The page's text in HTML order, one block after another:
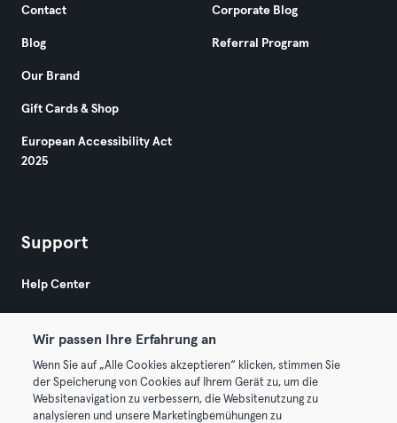
Contact
Blog
Our Brand
Gift Cards & Shop
European Accessibility Act
2025
Corporate Blog
Referral Program
Support
Help Center
© 2026 Urban Sports Group GmbH. All rights reserved.
Wir passen Ihre Erfahrung an
Wenn Sie auf „Alle Cookies akzeptieren“ klicken, stimmen Sie
der Speicherung von Cookies auf Ihrem Gerät zu, um die
Websitenavigation zu verbessern, die Websitenutzung zu
analysieren und unsere Marketingbemühungen zu